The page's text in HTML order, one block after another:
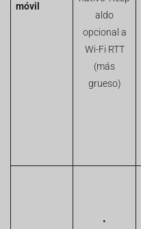
móvil
aldo
opcional a
Wi-Fi RTT
(más
grueso)
•